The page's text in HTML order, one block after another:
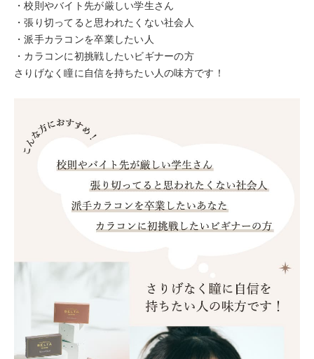
・校則やバイト先が厳しい学生さん
・張り切ってると思われたくない社会人
・派手カラコンを卒業したい人
・カラコンに初挑戦したいビギナーの方
さりげなく瞳に自信を持ちたい人の味方です！